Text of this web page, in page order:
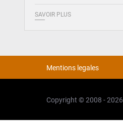
SAVOIR PLUS
Mentions legales
Copyright © 2008 - 2026